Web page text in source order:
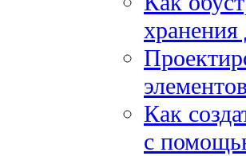
Как
с